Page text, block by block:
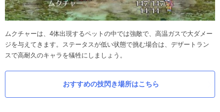
ムクチャーは、4体出現するペットの中では強敵で、高温ガスで大ダメー
ジを与えてきます。ステータスが低い状態で挑む場合は、デザートラン
スで高耐久のキャラを犠牲にしましょう。
おすすめの技閃き場所はこちら